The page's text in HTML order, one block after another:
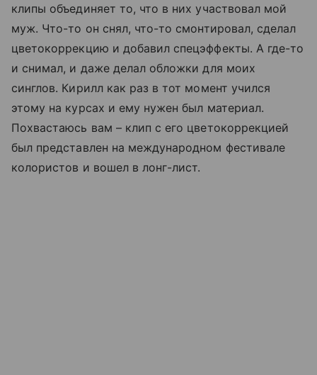
клипы объединяет то, что в них участвовал мой
муж. Что-то он снял, что-то смонтировал, сделал
цветокоррекцию и добавил спецэффекты. А где-то
и снимал, и даже делал обложки для моих
синглов. Кирилл как раз в тот момент учился
этому на курсах и ему нужен был материал.
Похвастаюсь вам – клип с его цветокоррекцией
был представлен на международном фестивале
колористов и вошел в лонг-лист.